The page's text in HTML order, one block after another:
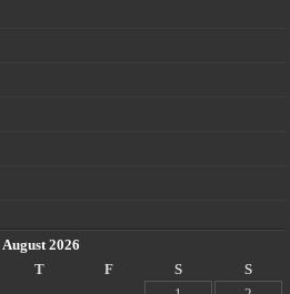
August 2026
T F S
S